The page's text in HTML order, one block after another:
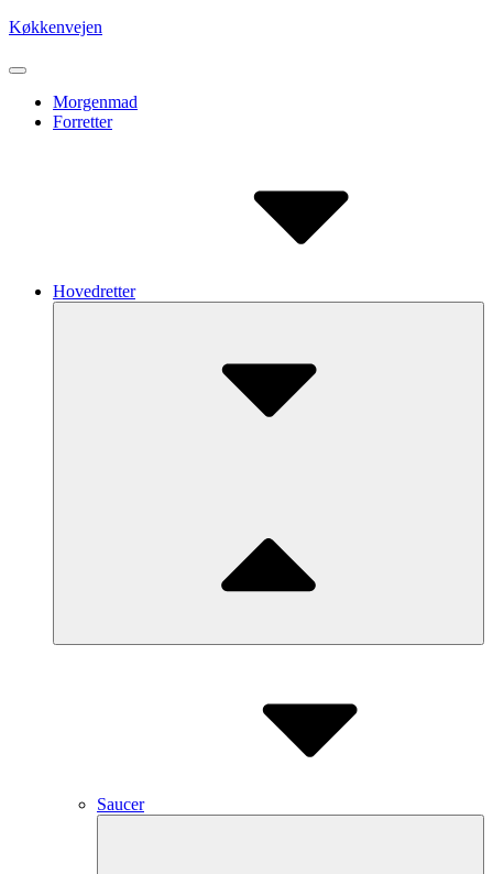
Skip
content
Køkkenvejen
Site
Navigation
Site
Navigation
Morgenmad
Forretter
Hovedretter
Saucer